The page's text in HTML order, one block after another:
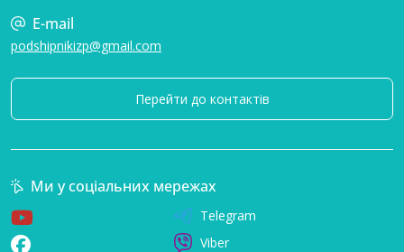
E-mail
podshipnikizp@gmail.com
Перейти до контактів
Ми у соціальних мережах
Telegram
Viber